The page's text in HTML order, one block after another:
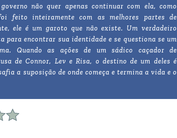
não quer apenas continuar com ela, como
feito inteiramente com as melhores partes de
ele é um garoto que não existe. Um verdadeiro
para encontrar sua identidade e se questiona se um
Quando as ações de um sádico caçador de
de Connor, Lev e Risa, o destino de um deles é
a suposição de onde começa e termina a vida e o